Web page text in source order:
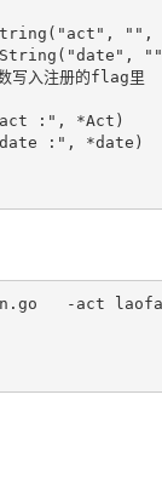
"",
写入注册的flag里
:", *Act)
:", *date)
-act